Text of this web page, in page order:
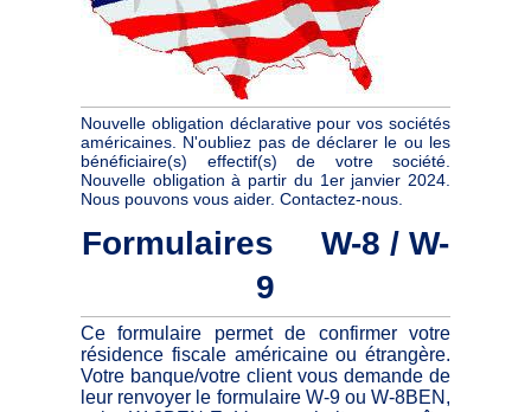
Nouvelle obligation déclarative pour vos sociétés
américaines. N'oubliez pas de déclarer le ou les
bénéficiaire(s) effectif(s) de votre société.
Nouvelle obligation à partir du 1er janvier 2024.
Nous pouvons vous aider. Contactez-nous.
Formulaires W-8 / W-
9
Ce formulaire permet de confirmer votre
résidence fiscale américaine ou étrangère.
Votre banque/votre client vous demande de
leur renvoyer le formulaire W-9 ou W-8BEN,